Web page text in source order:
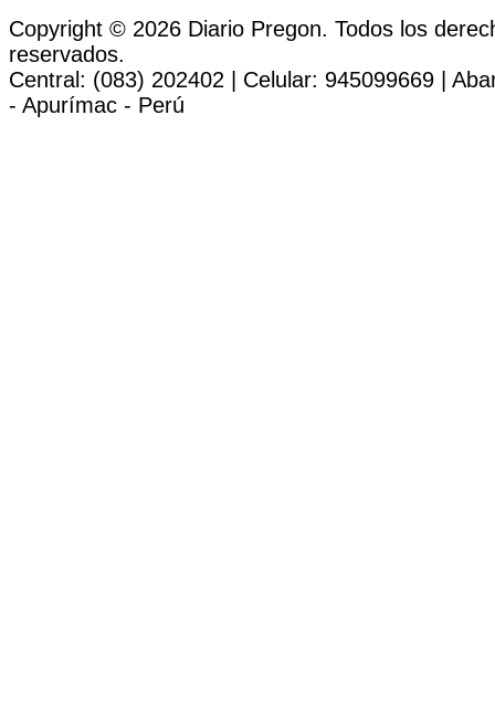
Copyright © 2026 Diario Pregon. Todos los
reservados.
Central: (083) 202402 | Celular: 945099669 |
- Apurímac - Perú